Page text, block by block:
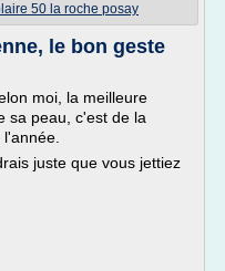
50 la roche posay
le bon geste
moi, la meilleure
sa peau, c'est de la
juste que vous jettiez